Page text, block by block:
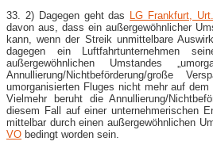
33. 2) Dagegen geht das LG Frankfurt,
davon aus, dass ein außergewöhnlicher
kann, wenn der Streik unmittelbare
dagegen ein Luftfahrtunternehmen
außergewöhnlichen Umstandes
Annullierung/Nichtbeförderung/große
umorganisierten Fluges nicht mehr auf dem
Vielmehr beruht die Annullierung/
diesem Fall auf einer unternehmerischen
mittelbar durch einen außergewöhnlichen
VO bedingt worden sein.